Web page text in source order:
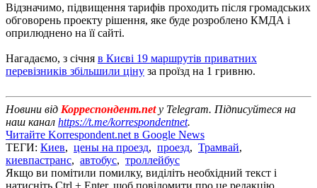
Відзначимо, підвищення тарифів проходить після громадських
обговорень проекту рішення, яке буде розроблено КМДА і
оприлюднено на її сайті.
Нагадаємо, з січня в Києві 19 маршрутів приватних
перевізників збільшили ціну за проїзд на 1 гривню.
Новини від Корреспондент.netу Telegram. Підписуйтеся на
наш канал https://t.me/korrespondentnet.
Читайте Korrespondent.net в Google News
ТЕГИ: Киев, цены на проезд, проезд, Трамвай,
киевпастранс, автобус, троллейбус
Якщо ви помітили помилку, виділіть необхідний текст і
натисніть Ctrl + Enter, щоб повідомити про це редакцію.